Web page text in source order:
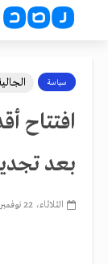
سياسة
افتتاح
بعد
الثلاثاء، 22 نوفمبر 2022، 3:17 م